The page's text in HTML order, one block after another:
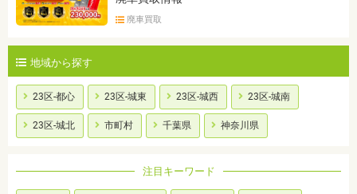
廃車買取
地域から探す
23区-都心 23区-城東 23区-城西 23区-城南
23区-城北 市町村 千葉県 神奈川県
注目キーワード